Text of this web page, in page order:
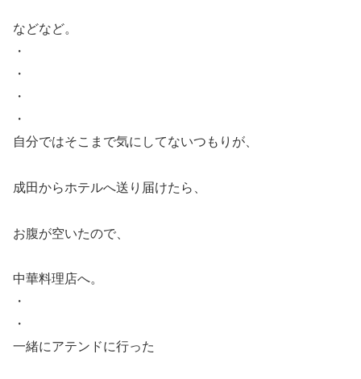
などなど。
・
・
・
・
自分ではそこまで気にしてないつもりが、
成田からホテルへ送り届けたら、
お腹が空いたので、
中華料理店へ。
・
・
一緒にアテンドに行った